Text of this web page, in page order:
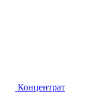
Концентрат